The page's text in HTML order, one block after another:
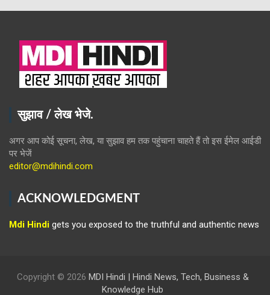
सुझाव / लेख भेजे.
अगर आप कोई सूचना, लेख, या सुझाव हम तक पहुंचाना चाहते हैं तो इस ईमेल आईडी
पर भेजें
editor@mdihindi.com
ACKNOWLEDGMENT
Mdi Hindi gets you exposed to the truthful and authentic news
Copyright © 2026 MDI Hindi | Hindi News, Tech, Business &
Knowledge Hub